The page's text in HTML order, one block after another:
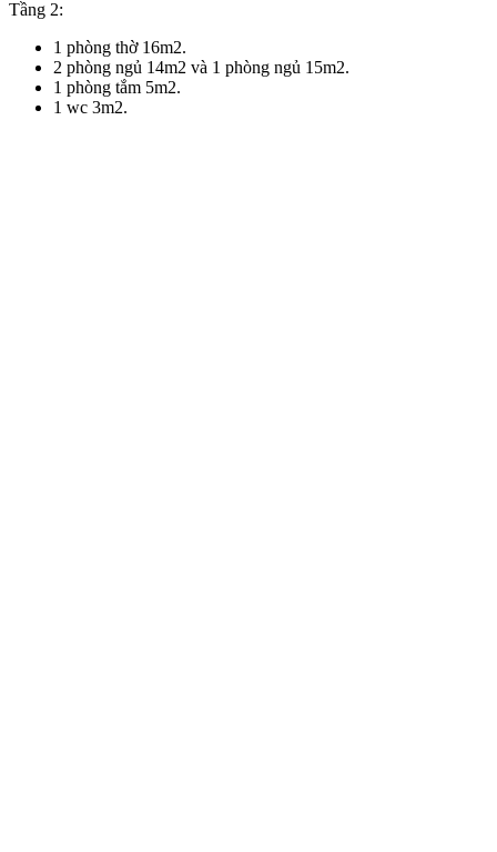
Tầng 2:
1 phòng thờ 16m2.
2 phòng ngủ 14m2 và 1 phòng ngủ 15m2.
1 phòng tắm 5m2.
1 wc 3m2.